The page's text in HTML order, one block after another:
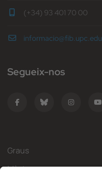
(+34) 93 401 70 00
informacio@fib.upc.edu
Segueix-nos
Graus
Màsters